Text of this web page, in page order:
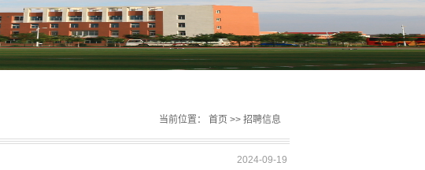
当前位置： 首页 >> 招聘信息
2024-09-19